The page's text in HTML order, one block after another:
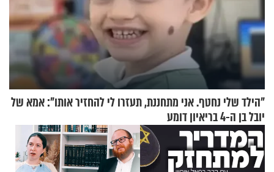
"הילד שלי נחטף. אני מתחננת, תעזרו לי להחזיר אותו": אמא של
יובל בן ה-4 בריאיון דומע